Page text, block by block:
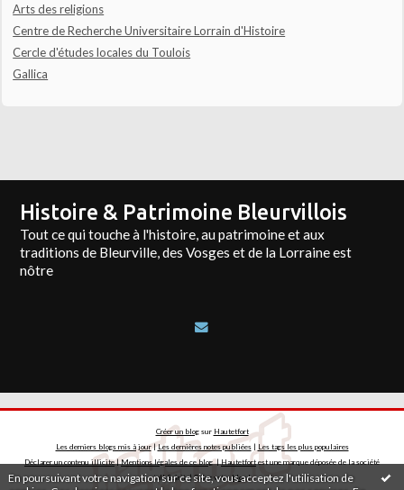
En poursuivant votre navigation sur ce site, vous acceptez l'utilisation de
Arts des religions
Centre de Recherche Universitaire Lorrain d'Histoire
Cercle d'études locales du Toulois
Gallica
Histoire & Patrimoine Bleurvillois
Tout ce qui touche à l'histoire, au patrimoine et aux
traditions de Bleurville, des Vosges et de la Lorraine est
nôtre
Créer un blogsur Hautetfort
Les derniers blogs mis à jour|Les dernières notes publiées| Les tags les plus populaires
Déclarer un contenu illicite|Mentions légales de ce blog | Hautetfort est une marque déposée de la société
talkSpirit | Créez votreblog!